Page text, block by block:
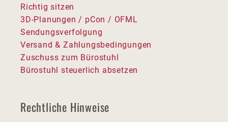
Richtig sitzen
3D-Planungen / pCon / OFML
Sendungsverfolgung
Versand & Zahlungsbedingungen
Zuschuss zum Bürostuhl
Bürostuhl steuerlich absetzen
Rechtliche Hinweise